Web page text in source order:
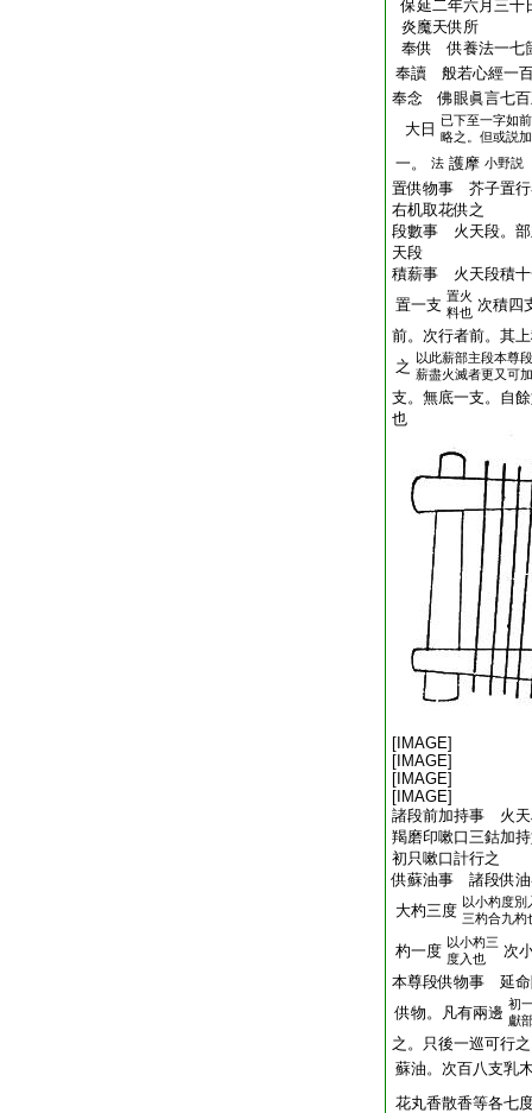
保延二年六月三十
炎魔天供所
奉供 供養法一七
奉讀 般若心經一
奉念 佛眼眞言七百
大日
已下至一字如
略之。但或説
一。 法 護摩 小野説
置供物事 芥子置行
右机取花供之
段數事 火天段。部
天段
積薪事 火天段積十
置一支 置火
料也 次積四
前。次行者前。其
之 以此薪部主段本尊
薪盡火滅者更又可
支。無底一支。自
也
[IMAGE]
[IMAGE]
[IMAGE]
[IMAGE]
諸段前加持事 火天
羯磨印嗽口三鈷加
初只嗽口計行之
供蘇油事 諸段供油
大杓三度 以小杓度別
三杓合九杓
杓一度 以小杓三
度入也
次
本尊段供物事 延命
供物。凡有兩邊 初
獻
之。只後一巡可行
蘇油。次百八支乳
花丸香散香等各七